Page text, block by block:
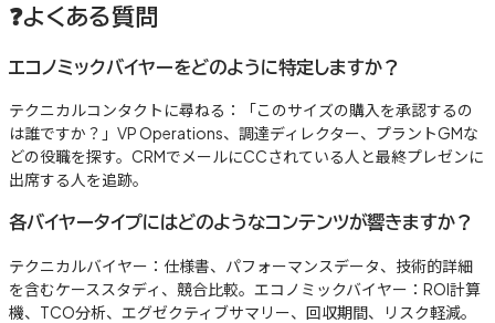
❓よくある質問
エコノミックバイヤーをどのように特定しますか？
テクニカルコンタクトに尋ねる：「このサイズの購入を承認するの
は誰ですか？」VP Operations、調達ディレクター、プラントGMな
どの役職を探す。CRMでメールにCCされている人と最終プレゼンに
出席する人を追跡。
各バイヤータイプにはどのようなコンテンツが響きますか？
テクニカルバイヤー：仕様書、パフォーマンスデータ、技術的詳細
を含むケーススタディ、競合比較。エコノミックバイヤー：ROI計算
機、TCO分析、エグゼクティブサマリー、回収期間、リスク軽減。